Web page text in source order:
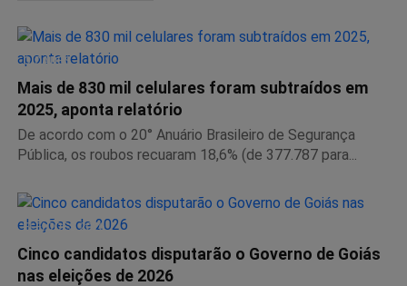
CIDADES
Mais de 830 mil celulares foram subtraídos em
2025, aponta relatório
De acordo com o 20° Anuário Brasileiro de Segurança
Pública, os roubos recuaram 18,6% (de 377.787 para...
ELEIÇÕES 2026
Cinco candidatos disputarão o Governo de Goiás
nas eleições de 2026